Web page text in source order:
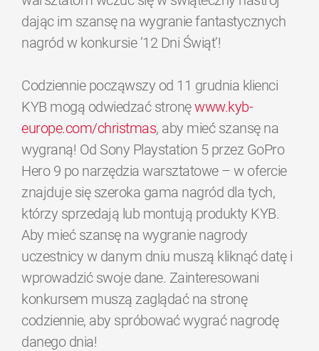
dając im szansę na wygranie fantastycznych
nagród w konkursie ’12 Dni Świąt’!
Codziennie począwszy od 11 grudnia klienci
KYB mogą odwiedzać stronęwww.kyb-
europe.com/christmas, aby mieć szansę na
wygraną! Od Sony Playstation 5 przez GoPro
Hero 9 po narzędzia warsztatowe – w ofercie
znajduje się szeroka gama nagród dla tych,
którzy sprzedają lub montują produkty KYB.
Aby mieć szansę na wygranie nagrody
uczestnicy w danym dniu muszą kliknąć datę i
wprowadzić swoje dane. Zainteresowani
konkursem muszą zaglądać na stronę
codziennie, aby spróbować wygrać nagrodę
danego dnia!